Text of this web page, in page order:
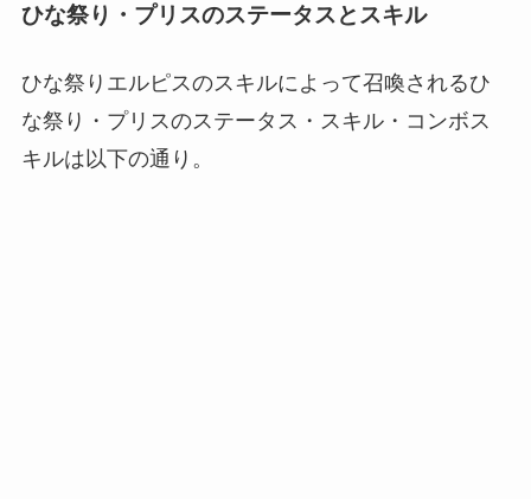
ひな祭り・プリスのステータスとスキル
ひな祭りエルピスのスキルによって召喚されるひ
な祭り・プリスのステータス・スキル・コンボス
キルは以下の通り。